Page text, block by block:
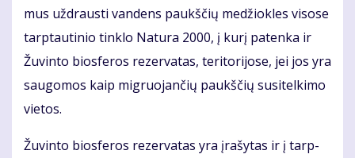
mus už­draus­ti van­dens paukš­čių me­džiok­les vi­so­se
tarp­tau­ti­nio tin­klo Na­tu­ra 2000, į ku­rį pa­ten­ka ir
Žu­vin­to bios­fe­ros re­zer­va­tas, te­ri­to­ri­jo­se, jei jos yra
sau­go­mos kaip mig­ruo­jan­čių paukš­čių su­si­tel­ki­mo
vie­tos.
Žu­vin­to bios­fe­ros re­zer­va­tas yra įra­šy­tas ir į tarp­